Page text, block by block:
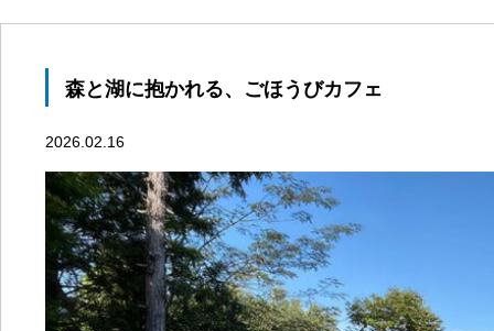
森と湖に抱かれる、ごほうびカフェ
2026.02.16